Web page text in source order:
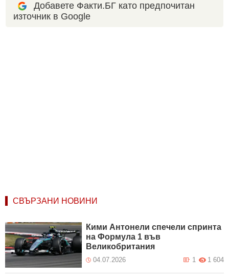
Добавете Факти.БГ като предпочитан
източник в Google
СВЪРЗАНИ НОВИНИ
Кими Антонели спечели спринта
на Формула 1 във
Великобритания
04.07.2026 1 604
1